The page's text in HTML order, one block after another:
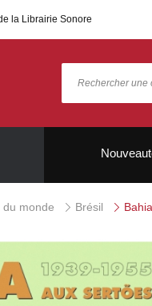
la Librairie Sonore
du monde Brésil